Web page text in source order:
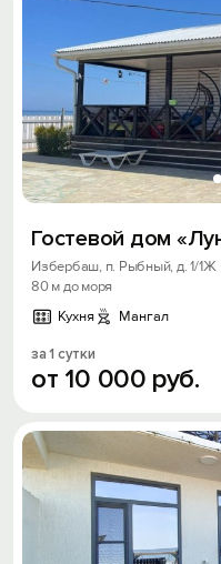
Гостевой дом
Избербаш, п. Рыбный, д. 1/1Ж
80 м до моря
Кухня
Мангал
за 1 сутки
от 10 000 руб.